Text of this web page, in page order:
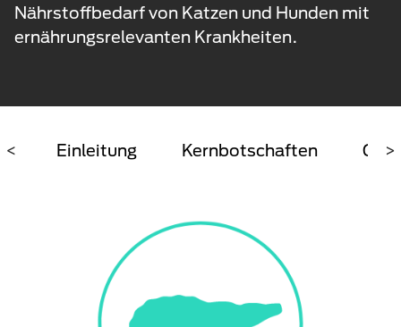
Nährstoffbedarf von Katzen und Hunden mit
ernährungsrelevanten Krankheiten.
< >
Einleitung Kernbotschaften